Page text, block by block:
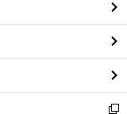
ィ
ン
ド
ウ
で
開
く